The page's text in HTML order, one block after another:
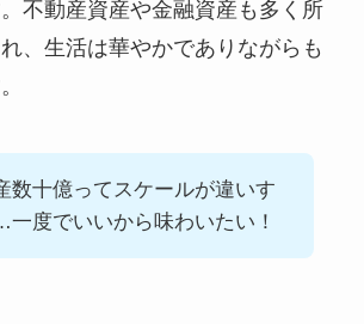
不動産資産や金融資産も多く所
、生活は華やかでありながらも
数十億ってスケールが違いす
一度でいいから味わいたい！